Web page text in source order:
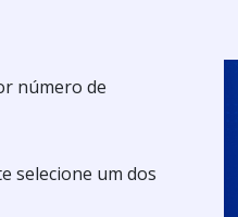
número de
selecione um dos